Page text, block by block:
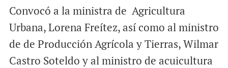
Convocó a la ministra de Agricultura
Urbana, Lorena Freítez, así como al ministro
de de Producción Agrícola y Tierras, Wilmar
Castro Soteldo y al ministro de acuicultura